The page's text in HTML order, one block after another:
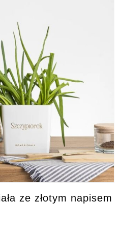
ze złotym napisem